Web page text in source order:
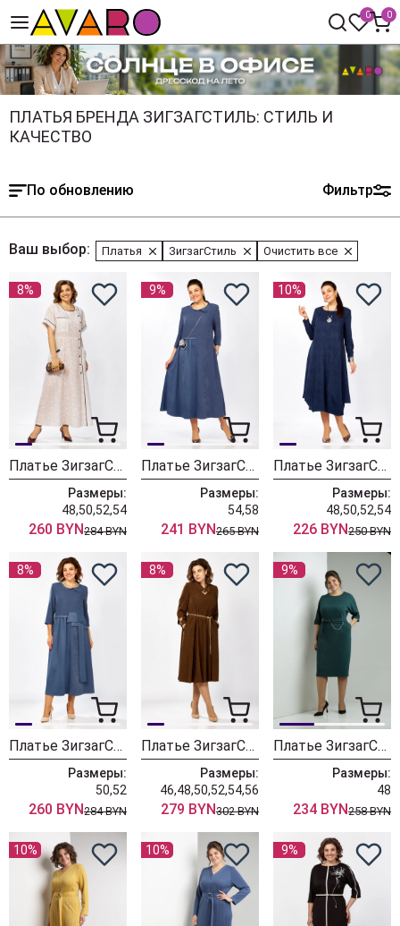
0 0
ПЛАТЬЯ БРЕНДА ЗИГЗАГСТИЛЬ: СТИЛЬ И
КАЧЕСТВО
По обновлению Фильтр
Ваш выбор: Платья ЗигзагСтиль Очистить все
8%
Платье ЗигзагСтиль 633
Размеры:
48,50,52,54
260 BYN284 BYN
9%
Платье ЗигзагСтиль 619
Размеры:
54,58
241 BYN265 BYN
10%
Платье ЗигзагСтиль 618
Размеры:
48,50,52,54
226 BYN250 BYN
8%
Платье ЗигзагСтиль 615
Размеры:
50,52
260 BYN284 BYN
8%
Платье ЗигзагСтиль 582 темный янтарь
Размеры:
46,48,50,52,54,56
279 BYN302 BYN
9%
Платье ЗигзагСтиль 573 изумруд
Размеры:
48
234 BYN258 BYN
10% 10% 9%